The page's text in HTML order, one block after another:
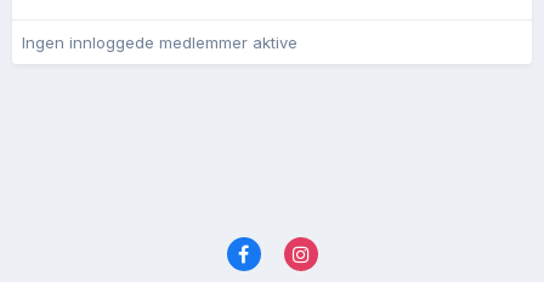
Ingen innloggede medlemmer aktive